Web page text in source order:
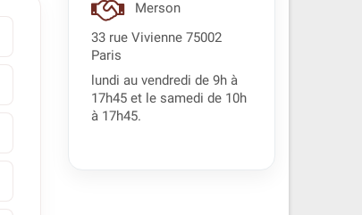
Merson
33 rue Vivienne 75002
Paris
lundi au vendredi de 9h à
17h45 et le samedi de 10h
à 17h45.